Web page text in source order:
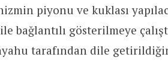
piyonu ve kuklası
bağlantılı gösterilmeye
tarafından dile